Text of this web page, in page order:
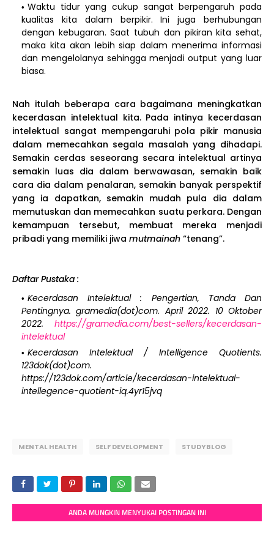
Waktu tidur yang cukup sangat berpengaruh pada
kualitas kita dalam berpikir. Ini juga berhubungan
dengan kebugaran. Saat tubuh dan pikiran kita sehat,
maka kita akan lebih siap dalam menerima informasi
dan mengelolanya sehingga menjadi output yang luar
biasa.
Nah itulah beberapa cara bagaimana meningkatkan
kecerdasan intelektual kita. Pada intinya kecerdasan
intelektual sangat mempengaruhi pola pikir manusia
dalam memecahkan segala masalah yang dihadapi.
Semakin cerdas seseorang secara intelektual artinya
semakin luas dia dalam berwawasan, semakin baik
cara dia dalam penalaran, semakin banyak perspektif
yang ia dapatkan, semakin mudah pula dia dalam
memutuskan dan memecahkan suatu perkara. Dengan
kemampuan tersebut, membuat mereka menjadi
pribadi yang memiliki jiwa mutmainah “tenang”.
Daftar Pustaka :
Kecerdasan Intelektual : Pengertian, Tanda Dan
Pentingnya. gramedia(dot)com. April 2022. 10 Oktober
2022. https://gramedia.com/best-sellers/kecerdasan-
intelektual
Kecerdasan Intelektual / Intelligence Quotients.
123dok(dot)com.
https://123dok.com/article/kecerdasan-intelektual-
intellegence-quotient-iq.4yr15jvq
MENTAL HEALTH SELF DEVELOPMENT STUDYBLOG
ANDA MUNGKIN MENYUKAI POSTINGAN INI